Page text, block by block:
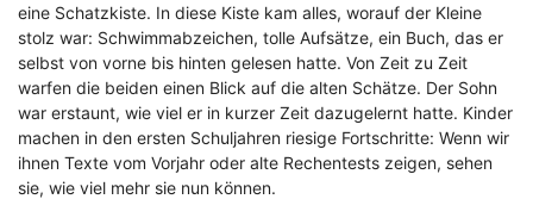
eine Schatzkiste. In diese Kiste kam alles, worauf der Kleine
stolz war: Schwimmabzeichen, tolle Aufsätze, ein Buch, das er
selbst von vorne bis hinten gelesen hatte. Von Zeit zu Zeit
warfen die beiden einen Blick auf die alten Schätze. Der Sohn
war erstaunt, wie viel er in kurzer Zeit dazugelernt hatte. Kinder
machen in den ersten Schuljahren riesige Fortschritte: Wenn wir
ihnen Texte vom Vorjahr oder alte Rechentests zeigen, sehen
sie, wie viel mehr sie nun können.